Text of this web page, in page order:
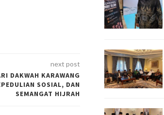
next post
DAKWAH KARAWANG
SOSIAL, DAN
SEMANGAT HIJRAH